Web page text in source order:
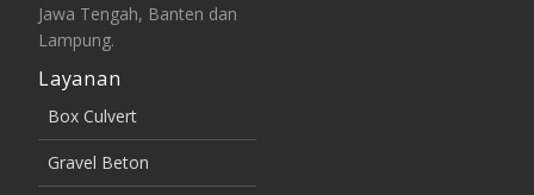
Jawa Tengah, Banten dan
Lampung.
Layanan
Box Culvert
Gravel Beton